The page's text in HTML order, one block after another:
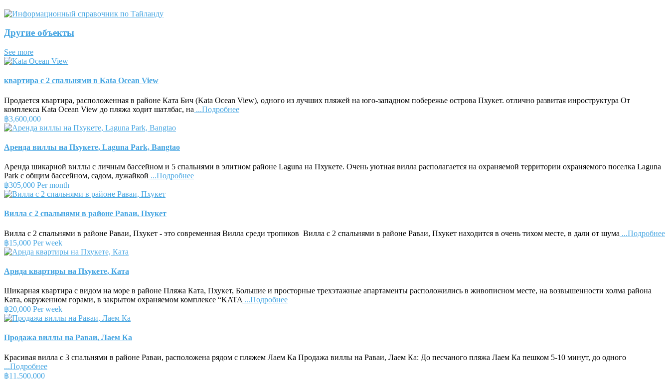
Другие объекты
See more
квартира с 2 спальнями в Kata Ocean View
Продается квартира, расположенная в районе Ката Бич (Kata Ocean View), одного из лучших пляжей на юго-западном побережье острова Пхукет. отлично развитая инроструктура От
комплекса Kata Ocean View до пляжа ходит шатлбас, на ...Подробнее
฿3,600,000
Аренда виллы на Пхукете, Laguna Park, Bangtao
Аренда шикарной виллы с личным бассейном и 5 спальнями в элитном районе Laguna на Пхукете. Очень уютная вилла располагается на охраняемой территории охраняемого поселка Laguna
Park с общим бассейном, садом, лужайкой ...Подробнее
฿305,000 Per month
Вилла с 2 спальнями в районе Раваи, Пхукет
Вилла с 2 спальнями в районе Раваи, Пхукет - это современная Вилла среди тропиков Вилла с 2 спальнями в районе Раваи, Пхукет находится в очень тихом месте, в дали от шума ...Подробнее
฿15,000 Per week
Арнда квартиры на Пхукете, Ката
Шикарная квартира с видом на море в районе Пляжа Ката, Пхукет, Большие и просторные трехэтажные апартаменты расположились в живописном месте, на возвышенности холма района
Ката, окруженном горами, в закрытом охраняемом комплексе “KATA ...Подробнее
฿20,000 Per week
Продажа виллы на Раваи, Лаем Ка
Красивая вилла с 3 спальнями в районе Раваи, расположена рядом с пляжем Лаем Ка Продажа виллы на Раваи, Лаем Ка: До песчаного пляжа Лаем Ка пешком 5-10 минут, до одного
...Подробнее
฿11,500,000